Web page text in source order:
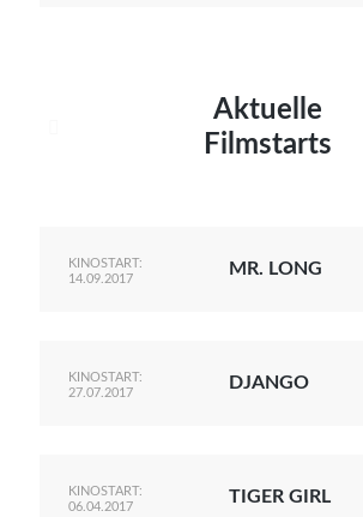
Aktuelle
Filmstarts
KINOSTART:
14.09.2017
MR. LONG
KINOSTART:
27.07.2017
DJANGO
KINOSTART:
06.04.2017
TIGER GIRL